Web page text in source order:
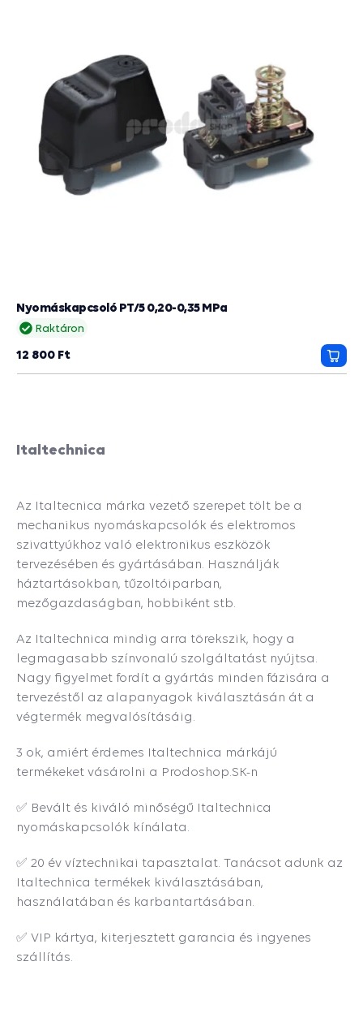
Raktáron
Nyomáskapcsoló PT/5 0,20-0,35 MPa
12 800 Ft
Italtechnica
Az Italtecnica márka vezető szerepet tölt be a
mechanikus nyomáskapcsolók és elektromos
szivattyúkhoz való elektronikus eszközök
tervezésében és gyártásában. Használják
háztartásokban, tűzoltóiparban,
mezőgazdaságban, hobbiként stb.
Az Italtechnica mindig arra törekszik, hogy a
legmagasabb színvonalú szolgáltatást nyújtsa.
Nagy figyelmet fordít a gyártás minden fázisára a
tervezéstől az alapanyagok kiválasztásán át a
végtermék megvalósításáig.
3 ok, amiért érdemes Italtechnica márkájú
termékeket vásárolni a Prodoshop.SK-n
✅ Bevált és kiváló minőségű Italtechnica
nyomáskapcsolók kínálata.
✅ 20 év víztechnikai tapasztalat. Tanácsot adunk az
Italtechnica termékek kiválasztásában,
használatában és karbantartásában.
✅ VIP kártya, kiterjesztett garancia és ingyenes
szállítás.